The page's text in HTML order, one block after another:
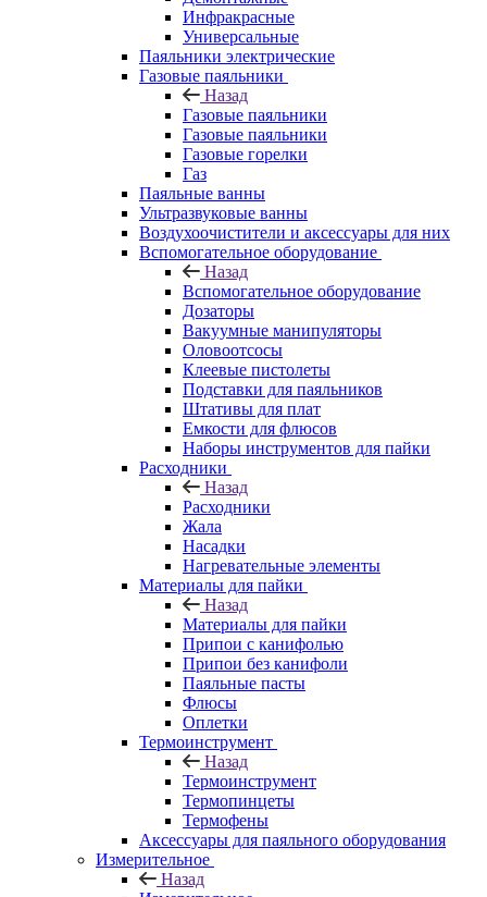
Инфракрасные
Универсальные
Паяльники электрические
Газовые паяльники
Назад
Газовые паяльники
Газовые паяльники
Газовые горелки
Газ
Паяльные ванны
Ультразвуковые ванны
Воздухоочистители и аксессуары для них
Вспомогательное оборудование
Назад
Вспомогательное оборудование
Дозаторы
Вакуумные манипуляторы
Оловоотсосы
Клеевые пистолеты
Подставки для паяльников
Штативы для плат
Емкости для флюсов
Наборы инструментов для пайки
Расходники
Назад
Расходники
Жала
Насадки
Нагревательные элементы
Материалы для пайки
Назад
Материалы для пайки
Припои с канифолью
Припои без канифоли
Паяльные пасты
Флюсы
Оплетки
Термоинструмент
Назад
Термоинструмент
Термопинцеты
Термофены
Аксессуары для паяльного оборудования
Измерительное
Назад